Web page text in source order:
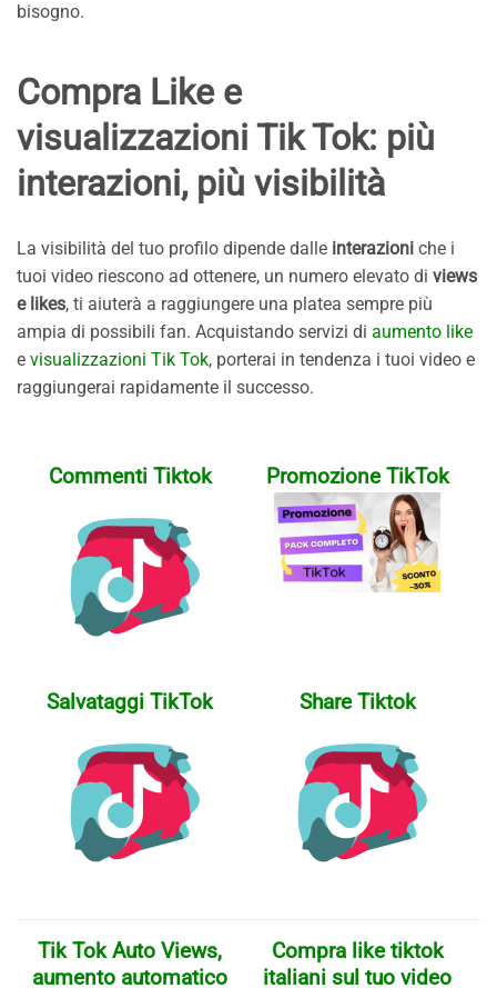
bisogno.
Compra Like e
visualizzazioni Tik Tok: più
interazioni, più visibilità
La visibilità del tuo profilo dipende dalle interazioni che i
tuoi video riescono ad ottenere, un numero elevato di views
e likes, ti aiuterà a raggiungere una platea sempre più
ampia di possibili fan. Acquistando servizi di aumento like
e visualizzazioni Tik Tok, porterai in tendenza i tuoi video e
raggiungerai rapidamente il successo.
Commenti Tiktok Promozione TikTok
Salvataggi TikTok Share Tiktok
Tik Tok Auto Views,
aumento automatico
Compra like tiktok
italiani sul tuo video